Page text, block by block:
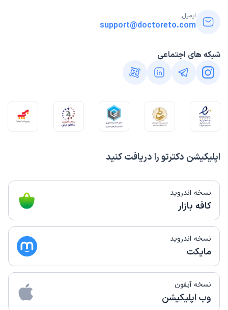
اپلیکیشن دکترتو را دریافت کنید
نسخه اندروید
کافه بازار
نسخه اندروید
مایکت
نسخه آیفون
وب اپلیکیشن
ایمیل:
support@doctoreto.com
شبکه های اجتماعی